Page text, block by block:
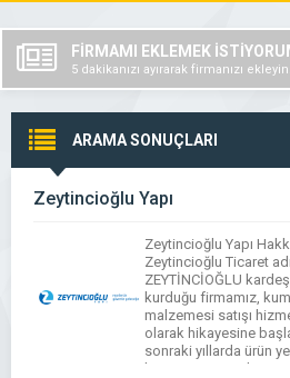
FİRMAMI EKLEMEK
5 dakikanızı ayırarak firmanızı
ARAMA SONUÇLARI
Zeytincioğlu Yapı
Zeytincioğlu Yapı
Zeytincioğlu Ticaret
ZEYTİNCİOĞLU
kurduğu firmamız,
malzemesi satışı
olarak hikayesine
sonraki yıllarda ürün
büyümesini sürdürmüş,